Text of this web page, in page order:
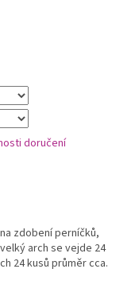
doručení
na zdobení perníčků,
arch se vejde 24
24 kusů průměr cca.